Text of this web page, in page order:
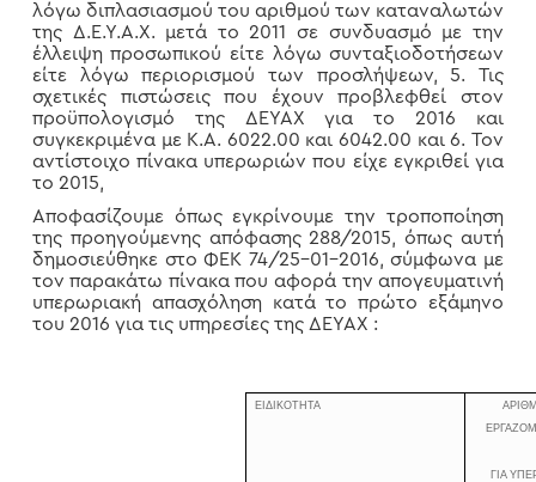
λόγω διπλασιασμού του αριθμού των καταναλωτών
της Δ.Ε.Υ.Α.Χ. μετά το 2011 σε συνδυασμό με την
έλλειψη προσωπικού είτε λόγω συνταξιοδοτήσεων
είτε λόγω περιορισμού των προσλήψεων, 5. Τις
σχετικές πιστώσεις που έχουν προβλεφθεί στον
προϋπολογισμό της ΔΕΥΑΧ για το 2016 και
συγκεκριμένα με Κ.Α. 6022.00 και 6042.00 και 6. Τον
αντίστοιχο πίνακα υπερωριών που είχε εγκριθεί για
το 2015,
Αποφασίζουμε όπως εγκρίνουμε την τροποποίηση
της προηγούμενης απόφασης 288/2015, όπως αυτή
δημοσιεύθηκε στο ΦΕΚ 74/25-01-2016, σύμφωνα με
τον παρακάτω πίνακα που αφορά την απογευματινή
υπερωριακή απασχόληση κατά το πρώτο εξάμηνο
του 2016 για τις υπηρεσίες της ΔΕΥΑΧ :
ΕΙΔΙΚΟΤΗΤΑ
ΓΙΑ